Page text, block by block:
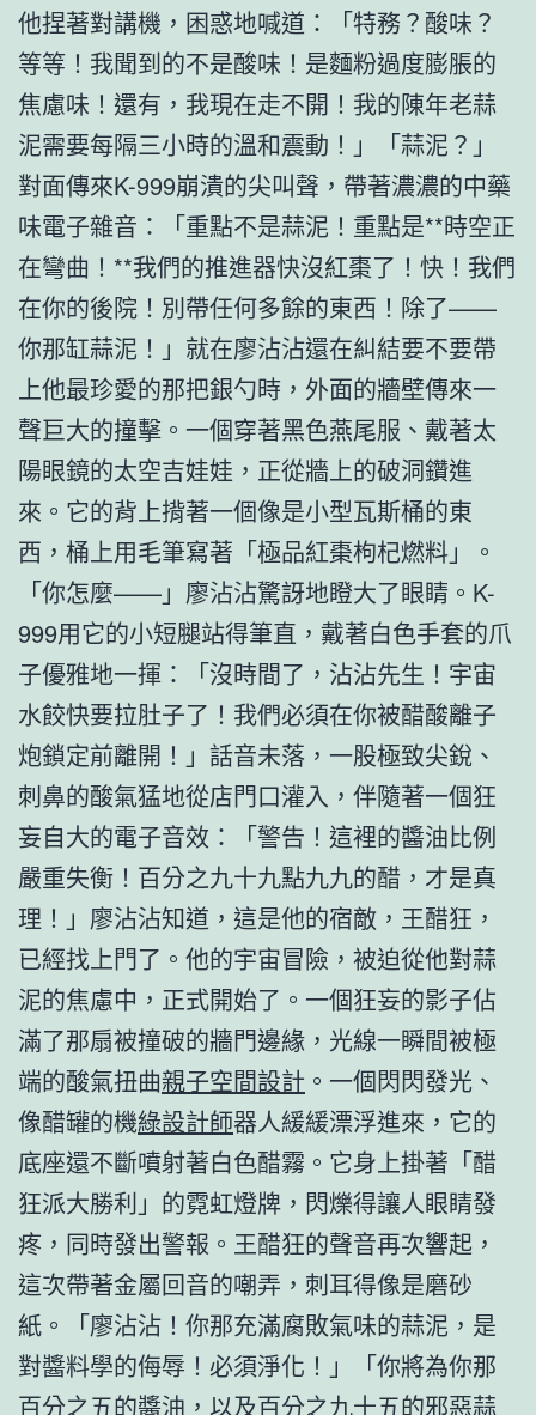
他捏著對講機，困惑地喊道：「特務？酸味？
等等！我聞到的不是酸味！是麵粉過度膨脹的
焦慮味！還有，我現在走不開！我的陳年老蒜
泥需要每隔三小時的溫和震動！」「蒜泥？」
對面傳來K-999崩潰的尖叫聲，帶著濃濃的中藥
味電子雜音：「重點不是蒜泥！重點是**時空正
在彎曲！**我們的推進器快沒紅棗了！快！我們
在你的後院！別帶任何多餘的東西！除了——
你那缸蒜泥！」就在廖沾沾還在糾結要不要帶
上他最珍愛的那把銀勺時，外面的牆壁傳來一
聲巨大的撞擊。一個穿著黑色燕尾服、戴著太
陽眼鏡的太空吉娃娃，正從牆上的破洞鑽進
來。它的背上揹著一個像是小型瓦斯桶的東
西，桶上用毛筆寫著「極品紅棗枸杞燃料」。
「你怎麼——」廖沾沾驚訝地瞪大了眼睛。K-
999用它的小短腿站得筆直，戴著白色手套的爪
子優雅地一揮：「沒時間了，沾沾先生！宇宙
水餃快要拉肚子了！我們必須在你被醋酸離子
炮鎖定前離開！」話音未落，一股極致尖銳、
刺鼻的酸氣猛地從店門口灌入，伴隨著一個狂
妄自大的電子音效：「警告！這裡的醬油比例
嚴重失衡！百分之九十九點九九的醋，才是真
理！」廖沾沾知道，這是他的宿敵，王醋狂，
已經找上門了。他的宇宙冒險，被迫從他對蒜
泥的焦慮中，正式開始了。一個狂妄的影子佔
滿了那扇被撞破的牆門邊緣，光線一瞬間被極
端的酸氣扭曲親子空間設計 。一個閃閃發光、
像醋罐的機綠設計師器人緩緩漂浮進來，它的
底座還不斷噴射著白色醋霧。它身上掛著「醋
狂派大勝利」的霓虹燈牌，閃爍得讓人眼睛發
疼，同時發出警報。王醋狂的聲音再次響起，
這次帶著金屬回音的嘲弄，刺耳得像是磨砂
紙。「廖沾沾！你那充滿腐敗氣味的蒜泥，是
對醬料學的侮辱！必須淨化！」「你將為你那
百分之五的醬油，以及百分之九十五的邪惡蒜